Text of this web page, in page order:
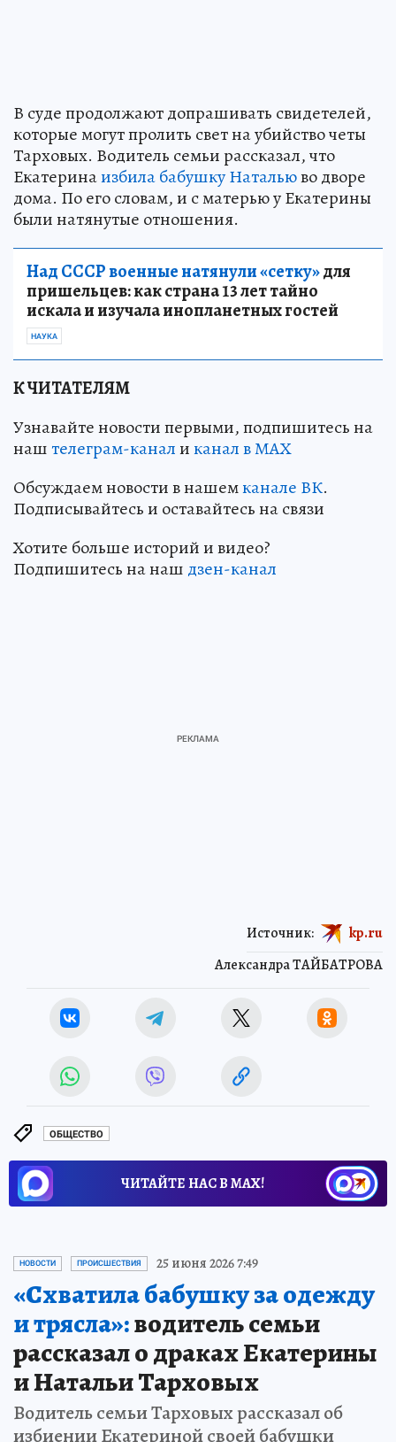
В суде продолжают допрашивать свидетелей,
которые могут пролить свет на убийство четы
Тарховых. Водитель семьи рассказал, что
Екатеринаизбила бабушку Натальюво дворе
дома. По его словам, и с матерью у Екатерины
были натянутые отношения.
Над СССР военные натянули «сетку»для
пришельцев: как страна 13 лет тайно
искала и изучала инопланетных гостей
НАУКА
К ЧИТАТЕЛЯМ
Узнавайте новости первыми, подпишитесь на
наштелеграм-каналиканал в МАХ
Обсуждаем новости в нашемканале ВК.
Подписывайтесь и оставайтесь на связи
Хотите больше историй и видео?
Подпишитесь на наш дзен-канал
Александра ТАЙБАТРОВА
Источник: kp.ru
ОБЩЕСТВО
ЧИТАЙТЕ НАС В МАХ!
НОВОСТИ ПРОИСШЕСТВИЯ 25 июня 2026 7:49
«Схватила бабушку за одежду
и трясла»:водитель семьи
рассказал о драках Екатерины
и Натальи Тарховых
Водитель семьи Тарховых рассказал об
избиении Екатериной своей бабушки